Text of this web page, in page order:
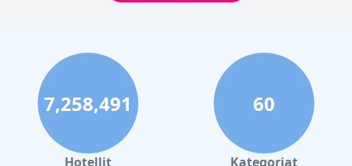
7,258,491
Hotellit
60
Kategoriat